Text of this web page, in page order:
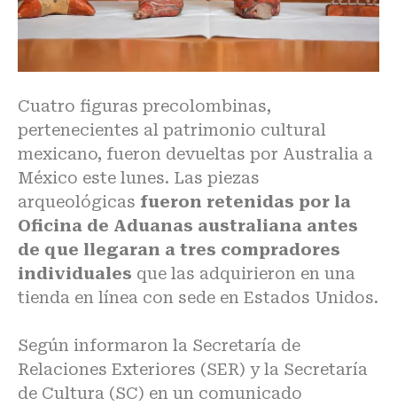
Cuatro figuras precolombinas,
pertenecientes al patrimonio cultural
mexicano, fueron devueltas por Australia a
México este lunes. Las piezas
arqueológicas fueron retenidas por la
Oficina de Aduanas australiana antes
de que llegaran a tres compradores
individuales que las adquirieron en una
tienda en línea con sede en Estados Unidos.
Según informaron la Secretaría de
Relaciones Exteriores (SER) y la Secretaría
de Cultura (SC) en un comunicado